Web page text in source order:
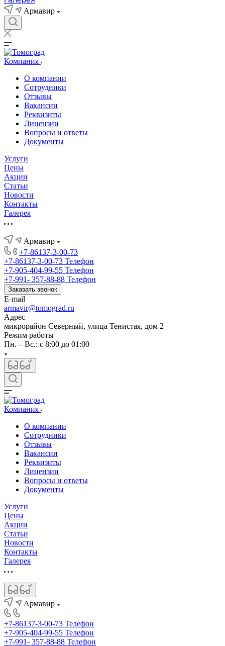
Армавир
Компания
О компании
Сотрудники
Отзывы
Вакансии
Реквизиты
Лицензии
Вопросы и ответы
Документы
Услуги
Цены
Акции
Статьи
Новости
Контакты
Галерея
Армавир
+7-86137-3-00-73
+7-86137-3-00-73 Телефон
+7-905-404-99-55 Телефон
+7-991- 357-88-88 Телефон
Заказать звонок
E-mail
armavir@tomograd.ru
Адрес
микрорайон Северный, улица Тенистая, дом 2
Режим работы
Пн. – Вс.: с 8:00 до 01:00
Компания
О компании
Сотрудники
Отзывы
Вакансии
Реквизиты
Лицензии
Вопросы и ответы
Документы
Услуги
Цены
Акции
Статьи
Новости
Контакты
Галерея
Армавир
+7-86137-3-00-73 Телефон
+7-905-404-99-55 Телефон
+7-991- 357-88-88 Телефон